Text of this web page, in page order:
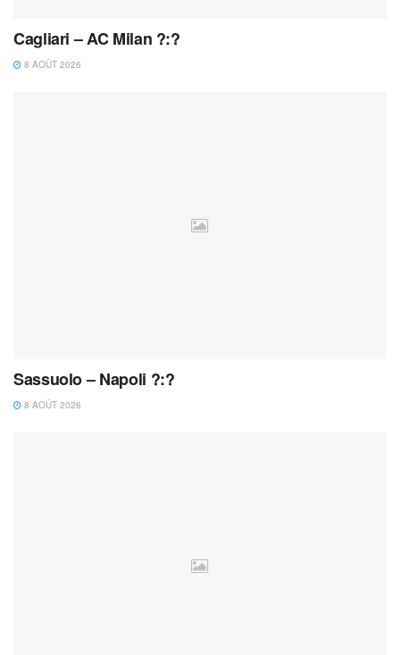
Cagliari – AC Milan ?:?
8 AOÛT 2026
Sassuolo – Napoli ?:?
8 AOÛT 2026